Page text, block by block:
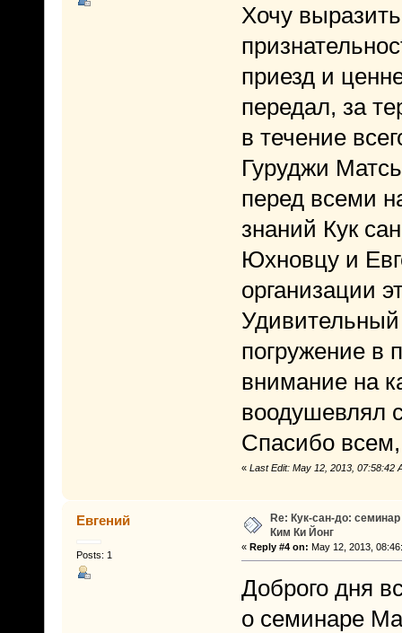
Хочу
приезд и
передал, за
в течение
Гуруджи
перед всеми
знаний Кук
Юхновцу и
организации
Удивительный
погружение в
внимание на
воодушевлял
Спасибо
« Last Edit: May 12, 2013, 07:58:42
Евгений
Posts: 1
Re: Кук-сан-до:
Ким Ки Йонг
« Reply #4 on: May 12, 2013,
Доброго дня
о семинаре